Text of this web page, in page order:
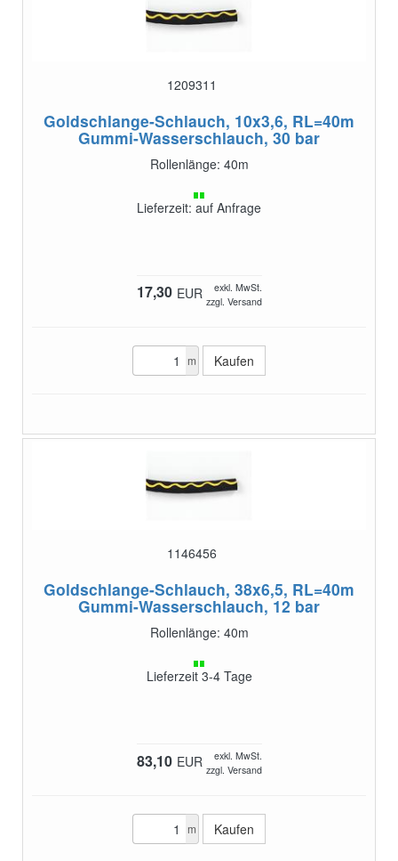
1209311
Goldschlange-Schlauch, 10x3,6, RL=40m
Gummi-Wasserschlauch, 30 bar
Rollenlänge: 40m
Lieferzeit: auf Anfrage
17,30 EUR
exkl. MwSt.
zzgl. Versand
m
1146456
Goldschlange-Schlauch, 38x6,5, RL=40m
Gummi-Wasserschlauch, 12 bar
Rollenlänge: 40m
Lieferzeit 3-4 Tage
83,10 EUR
exkl. MwSt.
zzgl. Versand
m